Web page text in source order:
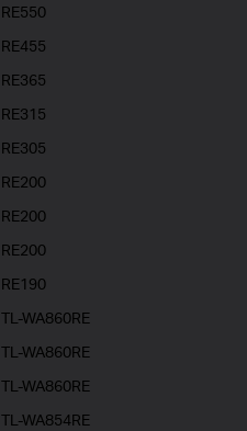
RE550
RE455
RE365
RE315
RE305
RE200
RE200
RE200
RE190
TL-WA860RE
TL-WA860RE
TL-WA860RE
TL-WA854RE